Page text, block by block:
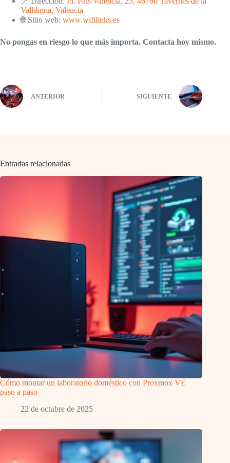
Valldigna, Valencia
🌐 Sitio web: www.wifilinks.es
No pongas en riesgo lo que más importa. Contacta hoy mismo.
ANTERIOR SIGUIENTE
Entradas relacionadas
Cómo montar un laboratorio doméstico con Proxmox VE
paso a paso
22 de octubre de 2025